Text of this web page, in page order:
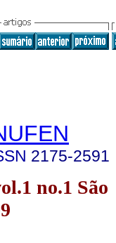
2175-2591
no.1 São